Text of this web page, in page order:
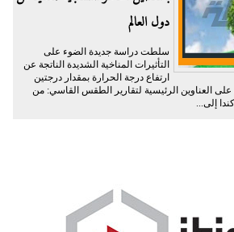
دول العالم
سلطت دراسة جديدة الضوء على
التأثيرات المناخية الشديدة الناتجة عن
ارتفاع درجة الحرارة بمقدار درجتين
العناوين الرئيسية لتقارير الطقس القاسي: من
إلى...